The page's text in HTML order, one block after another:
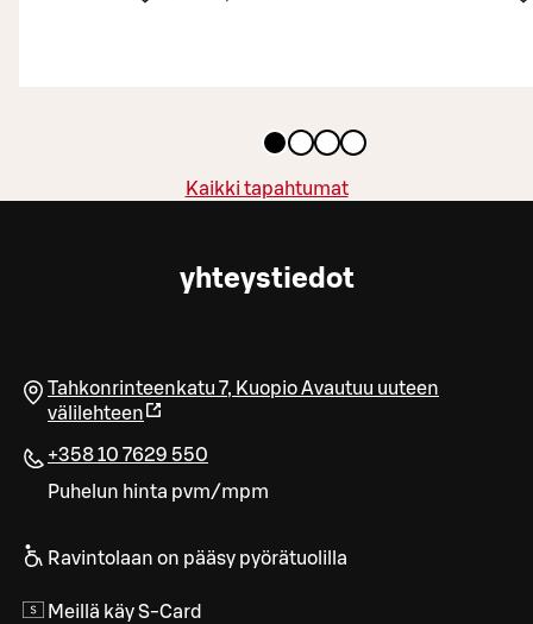
Kaikki tapahtumat
yhteystiedot
Tahkonrinteenkatu 7, KuopioAvautuu uuteen
välilehteen
+358 10 7629 550
Puhelun hinta pvm/mpm
Ravintolaan on pääsy pyörätuolilla
Meillä käy S-Card